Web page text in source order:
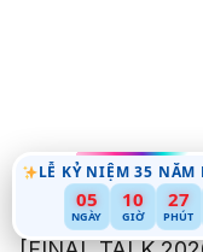
LỄ KỶ NIỆM 35 NĂM
05
NGÀY
10
GIỜ
27
PHÚT